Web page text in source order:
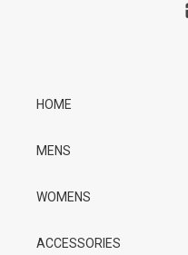
HOME
MENS
WOMENS
ACCESSORIES